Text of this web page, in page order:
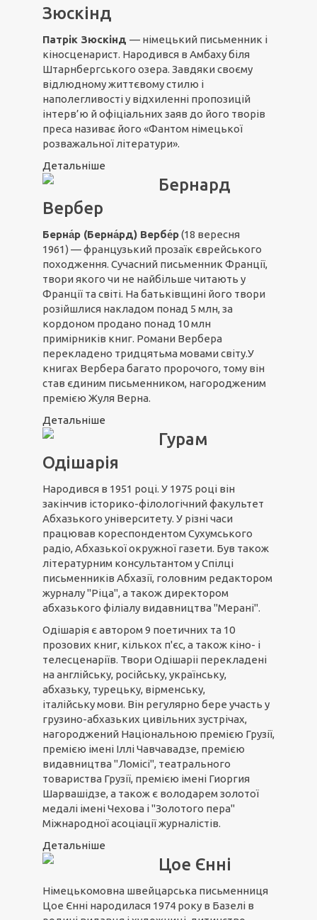
Зюскінд
Патрік Зюскінд — німецький письменник і
кіносценарист. Народився в Амбаху біля
Штарнбергського озера. Завдяки своєму
відлюдному життєвому стилю і
наполегливості у відхиленні пропозицій
інтерв’ю й офіціальних заяв до його творів
преса називає його «Фантом німецької
розважальної літератури».
Детальніше
Бернард
Вербер
Берна́р (Берна́рд) Вербе́р(18 вересня
1961) — французький прозаїк єврейського
походження. Сучасний письменник Франції,
твори якого чи не найбільше читають у
Франції та світі. На батьківщині його твори
розійшлися накладом понад 5 млн, за
кордоном продано понад 10 млн
примірників книг. Романи Вербера
перекладено тридцятьма мовами світу.У
книгах Вербера багато пророчого, тому він
став єдиним письменником, нагородженим
премією Жуля Верна.
Детальніше
Гурам
Одішарія
Народився в 1951 році. У 1975 році він
закінчив історико-філологічний факультет
Абхазького університету. У різні часи
працював кореспондентом Сухумського
радіо, Абхазької окружної газети. Був також
літературним консультантом у Спілці
письменників Абхазії, головним редактором
журналу "Ріца", а також директором
абхазького філіалу видавництва "Мерані".
Одішарія є автором 9 поетичних та 10
прозових книг, кількох п'єс, а також кіно- і
телесценаріїв. Твори Одішаріі перекладені
на англійську, російську, українську,
абхазьку, турецьку, вірменську,
італійську мови. Він регулярно бере участь у
грузино-абхазьких цивільних зустрічах,
нагороджений Національною премією Грузії,
премією імені Іллі Чавчавадзе, премією
видавництва "Ломісі", театрального
товариства Грузії, премією імені Гиоргия
Шарвашідзе, а також є володарем золотої
медалі імені Чехова і "Золотого пера"
Міжнародної асоціації журналістів.
Детальніше
Цое Єнні
Німецькомовна швейцарська письменниця
Цое Єнні народилася 1974 року в Базелі в